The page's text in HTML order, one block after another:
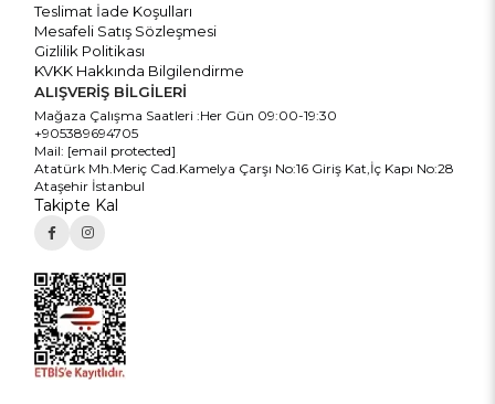
Teslimat İade Koşulları
Mesafeli Satış Sözleşmesi
Gizlilik Politikası
KVKK Hakkında Bilgilendirme
ALIŞVERİŞ BİLGİLERİ
Mağaza Çalışma Saatleri :Her Gün 09:00-19:30
+905389694705
Mail: [email protected]
Atatürk Mh.Meriç Cad.Kamelya Çarşı No:16 Giriş Kat,İç Kapı No:28
Ataşehir İstanbul
Takipte Kal